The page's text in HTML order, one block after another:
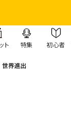
ト 特集 初心者
世界進出